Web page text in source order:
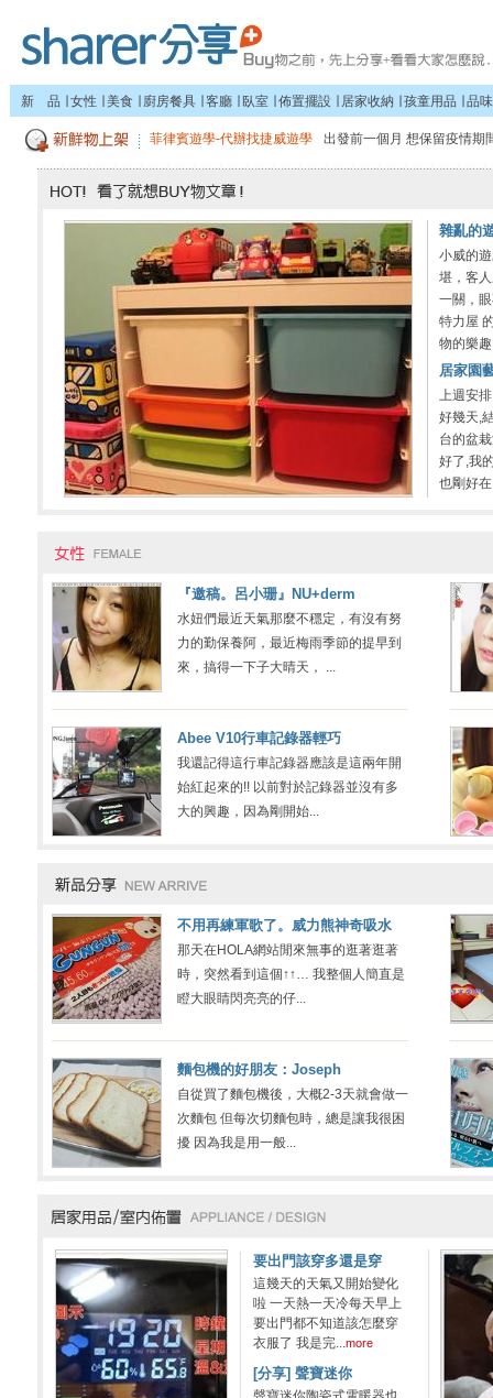
新 品 女性 美食 廚房餐具 客廳 臥室 佈置擺設 居家收納 孩童用品 品
菲律賓遊學-代辦找捷威遊學 出發前一個月 想保留疫情期
雜亂的
小威的
堪，客
一關，
特力屋
物的樂
居家園
上週安
好幾天,
台的盆
好了,我
也剛好
『邀稿。呂小珊』NU+derm
水妞們最近天氣那麼不穩定，有沒有努
力的勤保養阿，最近梅雨季節的提早到
來，搞得一下子大晴天， ...
Abee V10行車記錄器輕巧
我還記得這行車記錄器應該是這兩年開
始紅起來的!! 以前對於記錄器並沒有多
大的興趣，因為剛開始...
不用再練軍歌了。威力熊神奇吸水
那天在HOLA網站閒來無事的逛著逛著
時，突然看到這個↑↑… 我整個人簡直是
瞪大眼睛閃亮亮的仔...
麵包機的好朋友：Joseph
自從買了麵包機後，大概2-3天就會做一
次麵包 但每次切麵包時，總是讓我很困
擾 因為我是用一般...
要出門該穿多還是穿
這幾天的天氣又開始變化
啦 一天熱一天冷每天早上
要出門都不知道該怎麼穿
衣服了 我是完...more
[分享] 聲寶迷你